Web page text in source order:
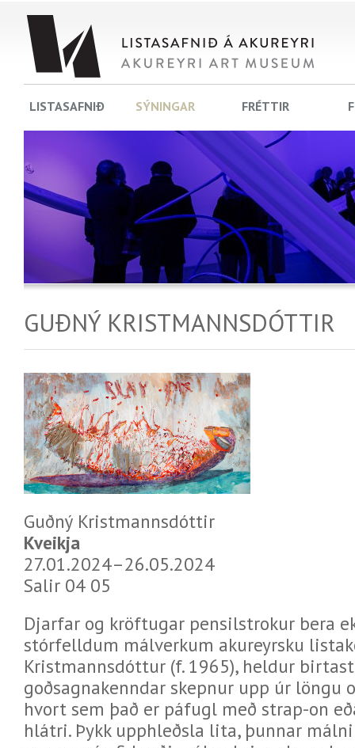
GUÐNÝ KRISTMANNSDÓTTIR
Guðný Kristmannsdóttir
Kveikja
27.01.2024–26.05.2024
Salir 04 05
Djarfar og kröftugar pensilstrokur bera
stórfelldum málverkum akureyrsku
Kristmannsdóttur (f. 1965), heldur
goðsagnakenndar skepnur upp úr löngu
hvort sem það er páfugl með strap-on
hlátri. Þykk upphleðsla lita, þunnar
LISTASAFNIÐ SÝNINGAR FRÉTTIR